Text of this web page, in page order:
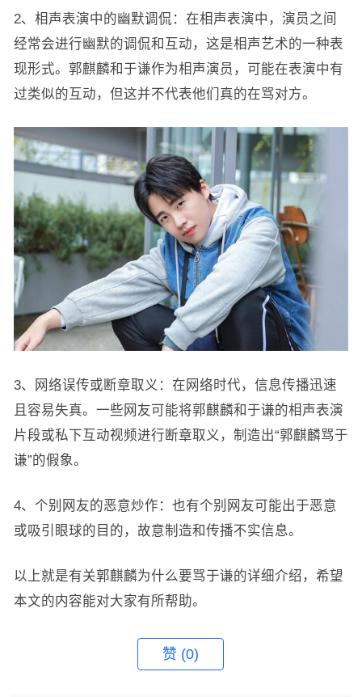
2、相声表演中的幽默调侃：在相声表演中，演员之间
经常会进行幽默的调侃和互动，这是相声艺术的一种表
现形式。郭麒麟和于谦作为相声演员，可能在表演中有
过类似的互动，但这并不代表他们真的在骂对方。
3、网络误传或断章取义：在网络时代，信息传播迅速
且容易失真。一些网友可能将郭麒麟和于谦的相声表演
片段或私下互动视频进行断章取义，制造出“郭麒麟骂于
谦”的假象。
4、个别网友的恶意炒作：也有个别网友可能出于恶意
或吸引眼球的目的，故意制造和传播不实信息。
以上就是有关郭麒麟为什么要骂于谦的详细介绍，希望
本文的内容能对大家有所帮助。
赞 (0)